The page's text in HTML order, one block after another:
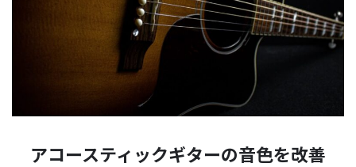
アコースティックギターの音色を改善